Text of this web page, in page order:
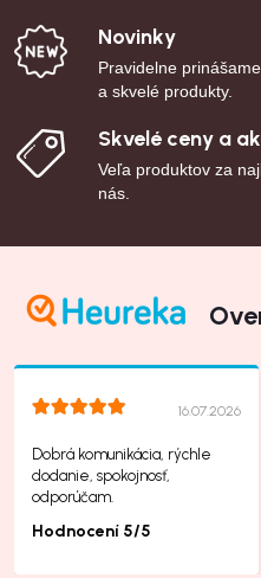
Novinky
Pravidelne
a skvelé produkty.
Skvelé ceny a
Veľa produktov za
nás.
16.07.2026
Dobrá komunikácia, rýchle
dodanie, spokojnosť,
odporúčam.
Hodnocení 5/5